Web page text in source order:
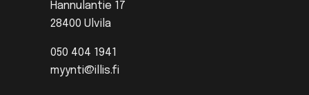
Hannulantie 17
28400 Ulvila
050 404 1941
myynti@illis.fi